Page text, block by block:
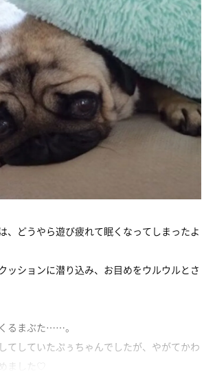
、どうやら遊び疲れて眠くなってしまったよ
ッションに潜り込み、お目めをウルウルとさ
るまぶた……。
てしていたぷぅちゃんでしたが、やがてかわ
ました♡